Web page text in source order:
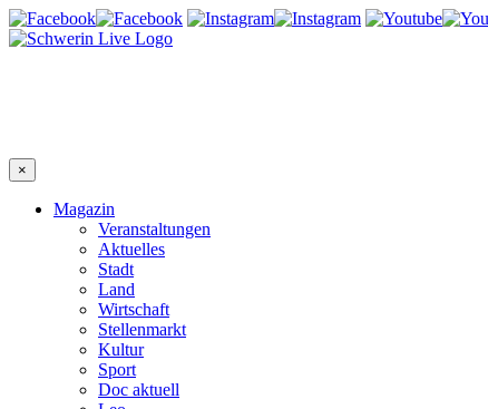
×
Magazin
Veranstaltungen
Aktuelles
Stadt
Land
Wirtschaft
Stellenmarkt
Kultur
Sport
Doc aktuell